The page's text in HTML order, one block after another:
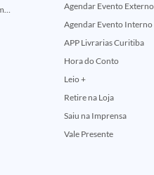
Superman Vs. Homem-Aranha - Edição Comemorativa 50 Anos (Encontros Clássicos Dc E Marvel)
Agendar Evento Externo
Agendar Evento Interno
APP Livrarias Curitiba
Hora do Conto
Leio +
Retire na Loja
Saiu na Imprensa
Vale Presente